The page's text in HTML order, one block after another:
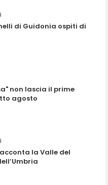
di Guidonia ospiti di
non lascia il prime
agosto
la Valle del